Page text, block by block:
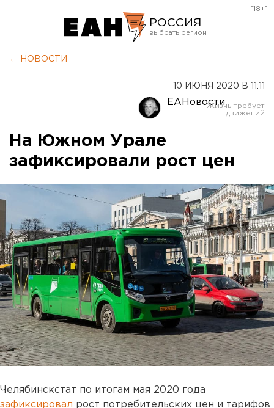
РОССИЯ
Оренбург
[18+]
← НОВОСТИ
10 ИЮНЯ 2020 В 11:11
ЕАНовости
На Южном Урале
зафиксировали рост цен
Челябинскстат по итогам мая 2020 года
зафиксировал рост потребительских цен и тарифов